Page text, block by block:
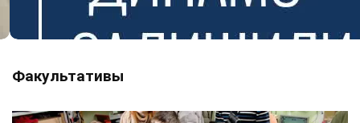
Факультативы